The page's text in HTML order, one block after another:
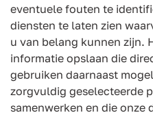
eventuele fouten te
diensten te laten zien
u van belang kunnen zijn.
informatie opslaan die
gebruiken daarnaast
zorgvuldig geselecteerde
samenwerken en die onze